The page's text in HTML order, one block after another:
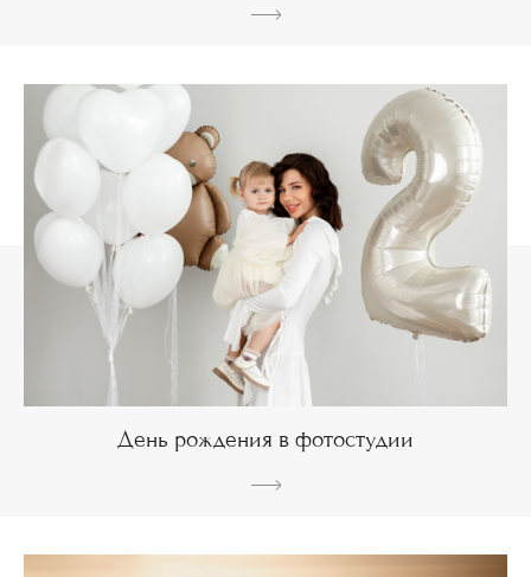
День рождения в фотостудии